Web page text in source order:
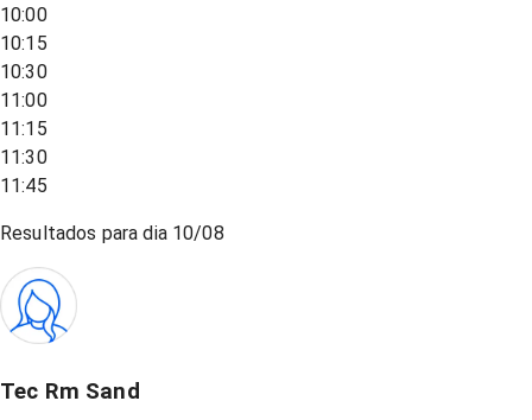
10:00
10:15
10:30
11:00
11:15
11:30
11:45
Resultados para dia 10/08
Tec Rm Sand